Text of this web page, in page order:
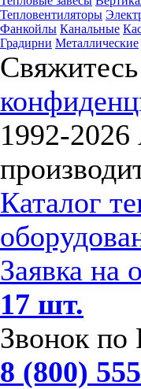
Тепловентиляторы
Фанкойлы Канальные
Градирни Металлические
1992-
Каталог
Заявка на
17 шт.
Звонок по
8 (800)